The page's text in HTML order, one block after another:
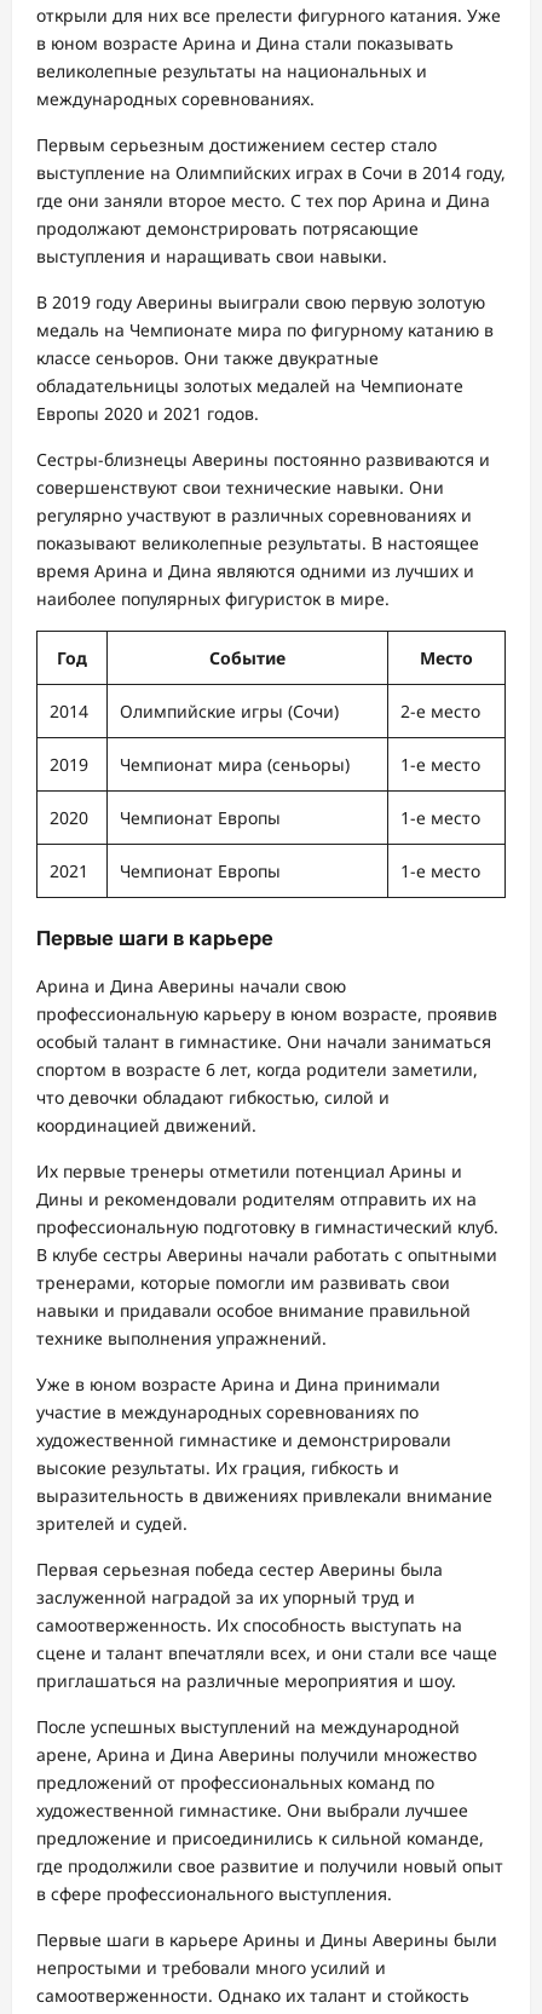
открыли для них все прелести фигурного катания. Уже
в юном возрасте Арина и Дина стали показывать
великолепные результаты на национальных и
международных соревнованиях.
Первым серьезным достижением сестер стало
выступление на Олимпийских играх в Сочи в 2014 году,
где они заняли второе место. С тех пор Арина и Дина
продолжают демонстрировать потрясающие
выступления и наращивать свои навыки.
В 2019 году Аверины выиграли свою первую золотую
медаль на Чемпионате мира по фигурному катанию в
классе сеньоров. Они также двукратные
обладательницы золотых медалей на Чемпионате
Европы 2020 и 2021 годов.
Сестры-близнецы Аверины постоянно развиваются и
совершенствуют свои технические навыки. Они
регулярно участвуют в различных соревнованиях и
показывают великолепные результаты. В настоящее
время Арина и Дина являются одними из лучших и
наиболее популярных фигуристок в мире.
Год Событие Место
2014 Олимпийские игры (Сочи) 2-е место
2019 Чемпионат мира (сеньоры) 1-е место
2020 Чемпионат Европы 1-е место
2021 Чемпионат Европы 1-е место
Первые шаги в карьере
Арина и Дина Аверины начали свою
профессиональную карьеру в юном возрасте, проявив
особый талант в гимнастике. Они начали заниматься
спортом в возрасте 6 лет, когда родители заметили,
что девочки обладают гибкостью, силой и
координацией движений.
Их первые тренеры отметили потенциал Арины и
Дины и рекомендовали родителям отправить их на
профессиональную подготовку в гимнастический клуб.
В клубе сестры Аверины начали работать с опытными
тренерами, которые помогли им развивать свои
навыки и придавали особое внимание правильной
технике выполнения упражнений.
Уже в юном возрасте Арина и Дина принимали
участие в международных соревнованиях по
художественной гимнастике и демонстрировали
высокие результаты. Их грация, гибкость и
выразительность в движениях привлекали внимание
зрителей и судей.
Первая серьезная победа сестер Аверины была
заслуженной наградой за их упорный труд и
самоотверженность. Их способность выступать на
сцене и талант впечатляли всех, и они стали все чаще
приглашаться на различные мероприятия и шоу.
После успешных выступлений на международной
арене, Арина и Дина Аверины получили множество
предложений от профессиональных команд по
художественной гимнастике. Они выбрали лучшее
предложение и присоединились к сильной команде,
где продолжили свое развитие и получили новый опыт
в сфере профессионального выступления.
Первые шаги в карьере Арины и Дины Аверины были
непростыми и требовали много усилий и
самоотверженности. Однако их талант и стойкость